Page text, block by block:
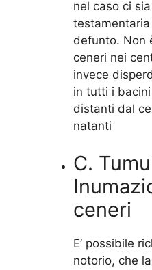
nel caso ci
defunto. Non
ceneri nei
invece
in tutti i bacini
distanti dal
natanti
C.
ceneri
E’ possibile
notorio, che